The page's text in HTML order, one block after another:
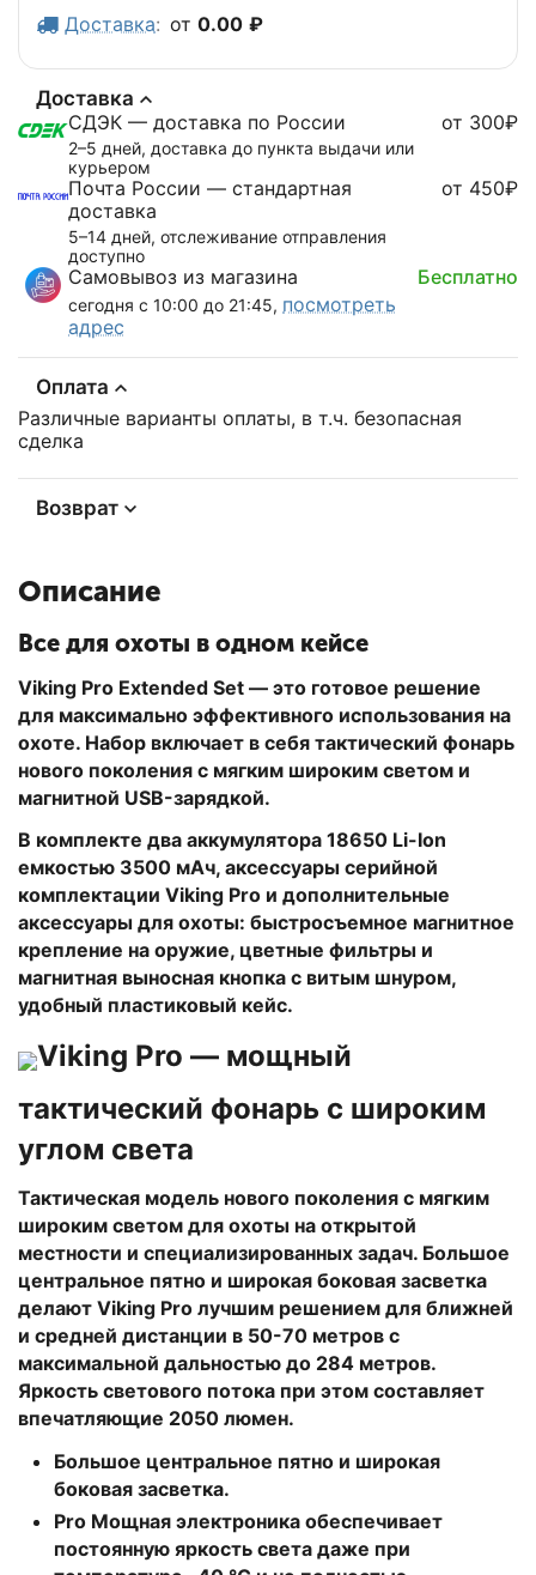
Доставка: от 0.00 ₽
Доставка
СДЭК — доставка по России
2–5 дней, доставка до пункта выдачи или
курьером
от 300₽
Почта России — стандартная
доставка
5–14 дней, отслеживание отправления
доступно
от 450₽
Самовывоз из магазина
сегодня с 10:00 до 21:45, посмотреть
адрес
Бесплатно
Оплата
Различные варианты оплаты, в т.ч. безопасная
сделка
Возврат
Описание
Все для охоты в одном кейсе
Viking Pro Extended Set — это готовое решение
для максимально эффективного использования на
охоте. Набор включает в себя тактический фонарь
нового поколения с мягким широким светом и
магнитной USB-зарядкой.
В комплекте два аккумулятора 18650 Li-Ion
емкостью 3500 мАч, аксессуары серийной
комплектации Viking Pro и дополнительные
аксессуары для охоты: быстросъемное магнитное
крепление на оружие, цветные фильтры и
магнитная выносная кнопка с витым шнуром,
удобный пластиковый кейс.
Viking Pro — мощный
тактический фонарь с широким
углом света
Тактическая модель нового поколения с мягким
широким светом для охоты на открытой
местности и специализированных задач. Большое
центральное пятно и широкая боковая засветка
делают Viking Pro лучшим решением для ближней
и средней дистанции в 50-70 метров с
максимальной дальностью до 284 метров.
Яркость светового потока при этом составляет
впечатляющие 2050 люмен.
Большое центральное пятно и широкая
боковая засветка.
Pro Мощная электроника обеспечивает
постоянную яркость света даже при